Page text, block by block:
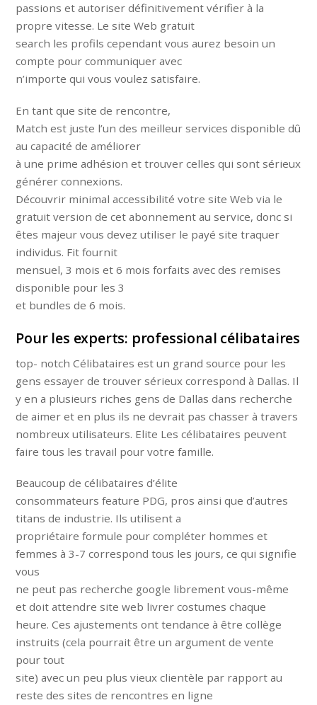
passions et autoriser définitivement vérifier à la
propre vitesse. Le site Web gratuit
search les profils cependant vous aurez besoin un
compte pour communiquer avec
n’importe qui vous voulez satisfaire.
En tant que site de rencontre,
Match est juste l’un des meilleur services disponible dû
au capacité de améliorer
à une prime adhésion et trouver celles qui sont sérieux
générer connexions.
Découvrir minimal accessibilité votre site Web via le
gratuit version de cet abonnement au service, donc si
êtes majeur vous devez utiliser le payé site traquer
individus. Fit fournit
mensuel, 3 mois et 6 mois forfaits avec des remises
disponible pour les 3
et bundles de 6 mois.
Pour les experts: professional célibataires
top- notch Célibataires est un grand source pour les
gens essayer de trouver sérieux correspond à Dallas. Il
y en a plusieurs riches gens de Dallas dans recherche
de aimer et en plus ils ne devrait pas chasser à travers
nombreux utilisateurs. Elite Les célibataires peuvent
faire tous les travail pour votre famille.
Beaucoup de célibataires d’élite
consommateurs feature PDG, pros ainsi que d’autres
titans de industrie. Ils utilisent a
propriétaire formule pour compléter hommes et
femmes à 3-7 correspond tous les jours, ce qui signifie
vous
ne peut pas recherche google librement vous-même
et doit attendre site web livrer costumes chaque
heure. Ces ajustements ont tendance à être collège
instruits (cela pourrait être un argument de vente
pour tout
site) avec un peu plus vieux clientèle par rapport au
reste des sites de rencontres en ligne